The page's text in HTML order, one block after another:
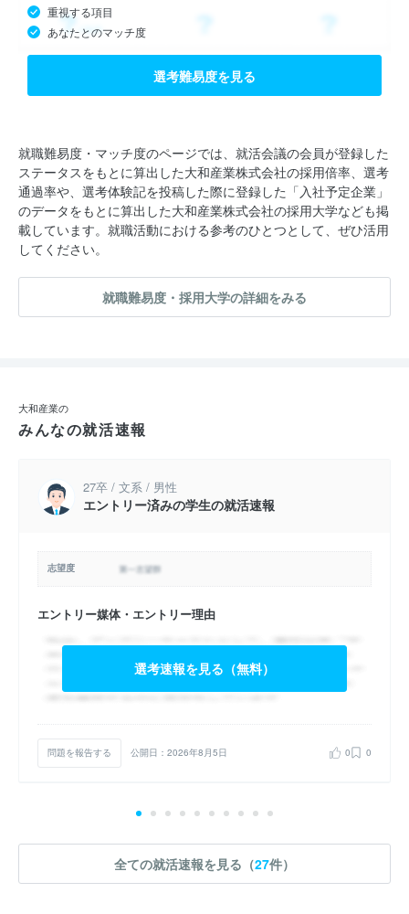
重視する項目
あなたとのマッチ度
選考難易度を見る
就職難易度・マッチ度のページでは、就活会議の会員が登録した
ステータスをもとに算出した大和産業株式会社の採用倍率、選考
通過率や、選考体験記を投稿した際に登録した「入社予定企業」
のデータをもとに算出した大和産業株式会社の採用大学なども掲
載しています。就職活動における参考のひとつとして、ぜひ活用
してください。
就職難易度・採用大学の詳細をみる
大和産業の
みんなの就活速報
27卒 / 文系 / 男性
エントリー済みの学生の就活速報
志望度
エントリー媒体・エントリー理由
選考速報を見る（無料）
問題を報告する 公開日：2026年8月5日 0 0
全ての就活速報を見る（27件）